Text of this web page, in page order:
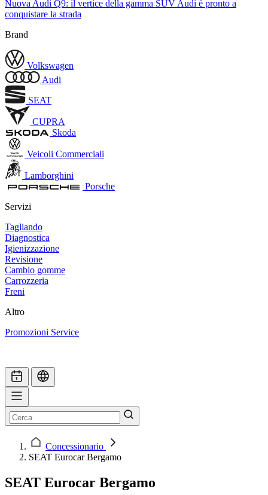
Nuova Audi Q9: il vertice della gamma SUV Audi è pronto a
conquistare la strada
Brand
Volkswagen
Audi
SEAT
CUPRA
Skoda
Veicoli Commerciali
Lamborghini
Porsche
Servizi
Tagliando
Diagnostica
Igienizzazione
Revisione
Cambio gomme
Carrozzeria
Freni
Altro
Promozioni Service
Concessionario
SEAT Eurocar Bergamo
SEAT Eurocar Bergamo